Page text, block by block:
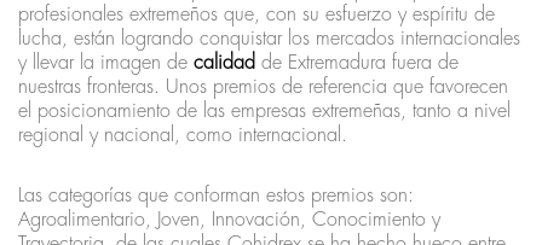
profesionales extremeños que, con su esfuerzo y espíritu de
lucha, están logrando conquistar los mercados internacionales
y llevar la imagen de calidad de Extremadura fuera de
nuestras fronteras. Unos premios de referencia que favorecen
el posicionamiento de las empresas extremeñas, tanto a nivel
regional y nacional, como internacional.
Las categorías que conforman estos premios son:
Agroalimentario, Joven, Innovación, Conocimiento y